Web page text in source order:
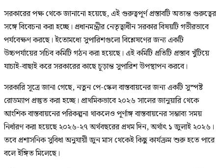
সরকারের পক্ষ থেকে জানানো হয়েছে, এই গুরুত্বপূর্ণ প্রস্তাবটি অত্যন্ত গুরুত্বের
সঙ্গে বিবেচনা করা হচ্ছে। প্রধানমন্ত্রীর নেতৃত্বাধীন সরকার বিষয়টি গভীরভাবে
পর্যবেক্ষণ করছে। ইতোমধ্যে সুপারিশগুলো বিশ্লেষণের জন্য একটি
উচ্চপর্যায়ের সচিব কমিটি গঠন করা হয়েছে। এই কমিটি প্রতিটি প্রস্তাব খুঁটিয়ে
যাচাই-বাছাই করে সরকারের কাছে চূড়ান্ত সুপারিশ উপস্থাপন করবে।
সরকারি সূত্রে জানা গেছে, নতুন পে-স্কেল বাস্তবায়নের জন্য একটি সুস্পষ্ট
রোডম্যাপ প্রস্তুত করা হচ্ছে। প্রাথমিকভাবে ২০২৬ সালের জানুয়ারি থেকে
আংশিক বাস্তবায়নের পরিকল্পনা থাকলেও পূর্ণাঙ্গ বাস্তবায়নের সম্ভাব্য সময়
নির্ধারণ করা হয়েছে ২০২৬-২৭ অর্থবছরের প্রথম দিন, অর্থাৎ ১ জুলাই ২০২৬।
তবে প্রশাসনিক সুবিধা অনুযায়ী জুন মাস থেকেই কিছু কার্যক্রম শুরু হতে পারে
বলে ইঙ্গিত মিলেছে।